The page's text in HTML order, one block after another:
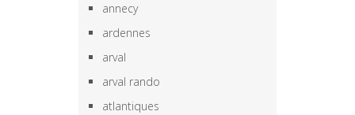
annecy
ardennes
arval
arval rando
atlantiques